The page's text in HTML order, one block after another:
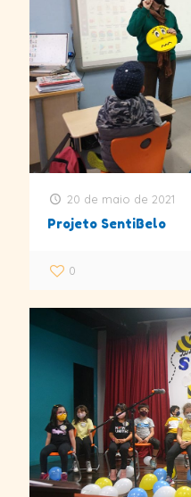
20 de maio de 2021
Projeto SentiBelo
0